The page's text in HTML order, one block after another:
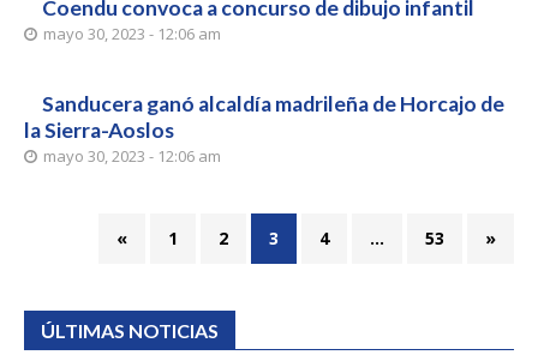
Coendu convoca a concurso de dibujo infantil
mayo 30, 2023 - 12:06 am
Sanducera ganó alcaldía madrileña de Horcajo de
la Sierra-Aoslos
mayo 30, 2023 - 12:06 am
« 1 2 3 4 … 53 »
ÚLTIMAS NOTICIAS